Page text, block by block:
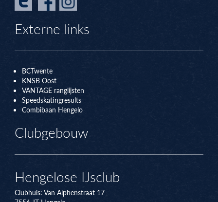
Externe links
BCTwente
KNSB Oost
VANTAGE ranglijsten
Speedskatingresults
Combibaan Hengelo
Clubgebouw
Hengelose IJsclub
Clubhuis: Van Alphenstraat 17